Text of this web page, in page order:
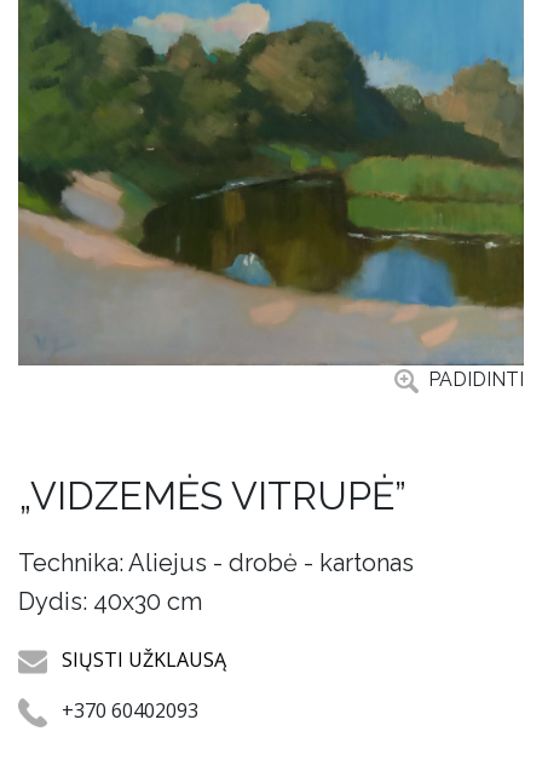
PADIDINTI
„VIDZEMĖS VITRUPĖ”
Technika: Aliejus - drobė - kartonas
Dydis: 40x30 cm
SIŲSTI UŽKLAUSĄ
+370 60402093